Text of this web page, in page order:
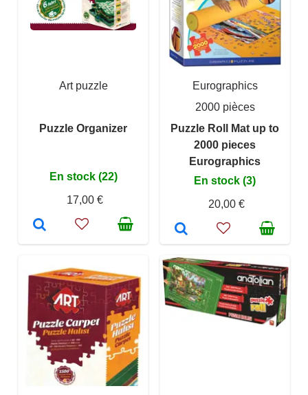
Art puzzle
Puzzle Organizer
En stock (22)
17,00 €
Eurographics
2000 pièces
Puzzle Roll Mat up to
2000 pieces
Eurographics
En stock (3)
20,00 €